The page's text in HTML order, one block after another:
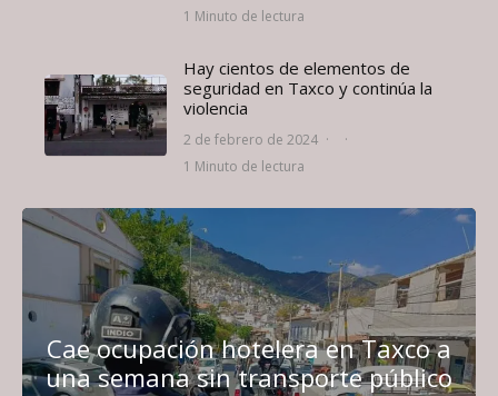
1 Minuto de lectura
Hay cientos de elementos de
seguridad en Taxco y continúa la
violencia
2 de febrero de 2024 ·
·
1 Minuto de lectura
Cae ocupación hotelera en Taxco a
una semana sin transporte público